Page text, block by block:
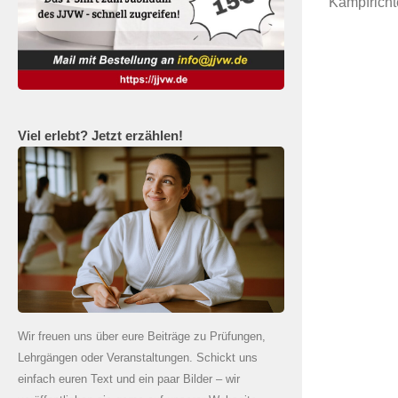
Viel erlebt? Jetzt erzählen!
Wir freuen uns über eure Beiträge zu Prüfungen,
Lehrgängen oder Veranstaltungen. Schickt uns
einfach euren Text und ein paar Bilder – wir